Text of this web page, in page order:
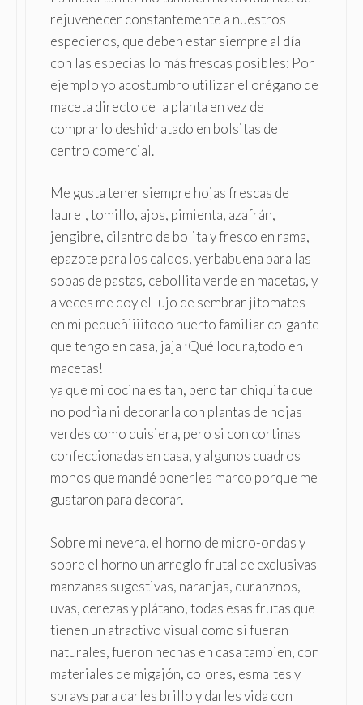
rejuvenecer constantemente a nuestros
especieros, que deben estar siempre al día
con las especias lo más frescas posibles: Por
ejemplo yo acostumbro utilizar el orégano de
maceta directo de la planta en vez de
comprarlo deshidratado en bolsitas del
centro comercial.
Me gusta tener siempre hojas frescas de
laurel, tomillo, ajos, pimienta, azafrán,
jengibre, cilantro de bolita y fresco en rama,
epazote para los caldos, yerbabuena para las
sopas de pastas, cebollita verde en macetas, y
a veces me doy el lujo de sembrar jitomates
en mi pequeñiiiitooo huerto familiar colgante
que tengo en casa, jaja ¡Qué locura,todo en
macetas!
ya que mi cocina es tan, pero tan chiquita que
no podrìa ni decorarla con plantas de hojas
verdes como quisiera, pero si con cortinas
confeccionadas en casa, y algunos cuadros
monos que mandé ponerles marco porque me
gustaron para decorar.
Sobre mi nevera, el horno de micro-ondas y
sobre el horno un arreglo frutal de exclusivas
manzanas sugestivas, naranjas, duranznos,
uvas, cerezas y plátano, todas esas frutas que
tienen un atractivo visual como si fueran
naturales, fueron hechas en casa tambien, con
materiales de migajón, colores, esmaltes y
sprays para darles brillo y darles vida con